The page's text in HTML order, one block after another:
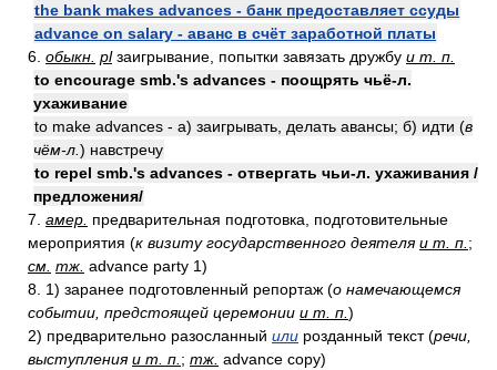
the bank makes advances - банк предоставляет ссуды
advance on salary - аванс в счёт заработной платы
6. обыкн. plзаигрывание, попытки завязать дружбу и т. п.
to encourage smb.'s advances - поощрять чьё-л.
ухаживание
to make advances - а) заигрывать, делать авансы; б) идти (в
чём-л. ) навстречу
to repel smb.'s advances - отвергать чьи-л. ухаживания /
предложения/
7. амер. предварительная подготовка, подготовительные
мероприятия (к визиту государственного деятеляи т. п. ;
см. тж. advance party 1)
8. 1) заранее подготовленный репортаж (о намечающемся
событии, предстоящей церемонии и т. п. )
2) предварительно разосланный или розданный текст (речи,
выступленияи т. п. ; тж. advance copy)